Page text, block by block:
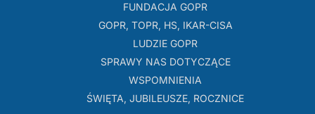
FUNDACJA GOPR
GOPR, TOPR, HS, IKAR-CISA
LUDZIE GOPR
SPRAWY NAS DOTYCZĄCE
WSPOMNIENIA
ŚWIĘTA, JUBILEUSZE, ROCZNICE